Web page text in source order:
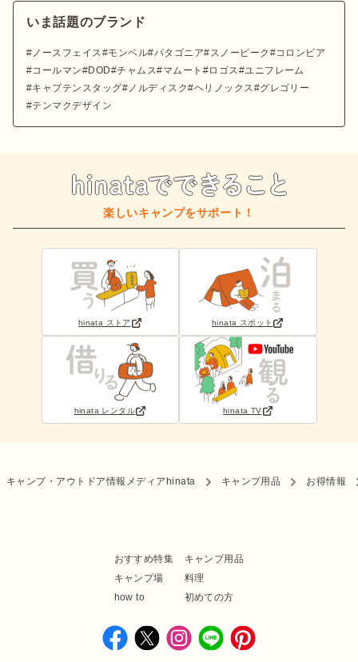
いま話題のブランド
ノースフェイス モンベル パタゴニア スノーピーク
コロンビア
コールマン
DOD チャムス マムート ロゴス
ユニフレーム
キャプテンスタッグ
ノルディスク ヘリノックス
グレゴリー
テンマクデザイン
楽しいキャンプをサポート！
hinata ストア hinata スポット
hinata レンタル hinata TV
キャンプ・アウトドア情報メディアhinata キャンプ用品 お得情報
おすすめ特集
キャンプ用品
キャンプ場
料理
how to
初めての方